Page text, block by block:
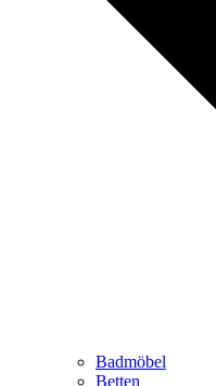
Badmöbel
Betten